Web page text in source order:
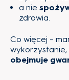
a nie
zdrowia.
Co więcej –
wykorzystanie,
obejmuje